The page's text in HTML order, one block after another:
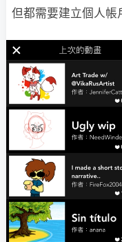
但都需要建立個人帳